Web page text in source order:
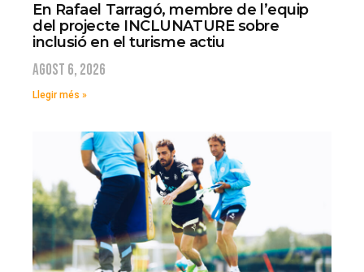
En Rafael Tarragó, membre de l’equip
del projecte INCLUNATURE sobre
inclusió en el turisme actiu
agost 6, 2026
Llegir més »